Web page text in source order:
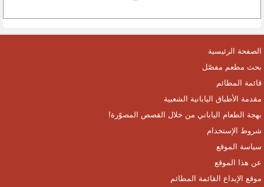
الصفحة الرئيسية
بحث مطعم مفصّل
قائمة المطائم
مقدمة الأطباق اليابانية الشعبية
بهجة الطعام الياباني من خلال القصص المصوّرة!
شروط الإستخدام
سياسة الموقع
عن هذا الموقع
موقع الإيداع القائمة المطائم